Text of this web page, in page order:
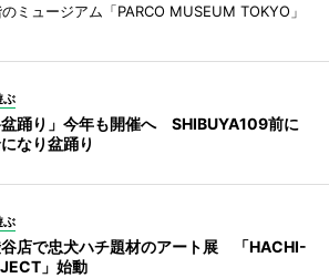
ミュージアム「PARCO MUSEUM TOKYO」
ぶ
盆踊り」今年も開催へ SHIBUYA109前に
なり盆踊り
ぶ
店で忠犬ハチ題材のアート展 「HACHI-
」始動